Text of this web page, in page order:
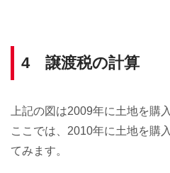
4 譲渡税の計算
上記の図は2009年に土地を購
ここでは、2010年に土地を購
てみます。